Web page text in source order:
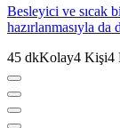
Besleyici ve sıcak
hazırlanmasıyla da
45 dkKolay4 Kişi4